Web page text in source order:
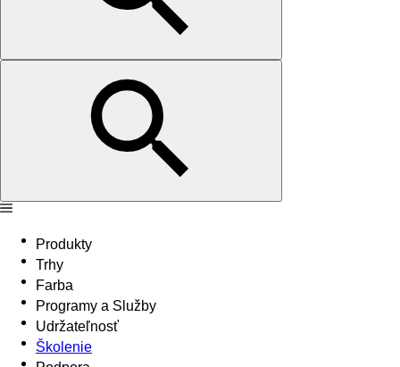
Produkty
Trhy
Farba
Programy a Služby
Udržateľnosť
Školenie